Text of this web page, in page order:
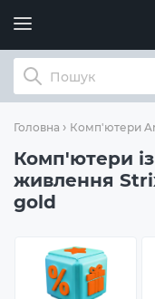
Головна Комп'ютери
Комп'ютери
живлення
gold